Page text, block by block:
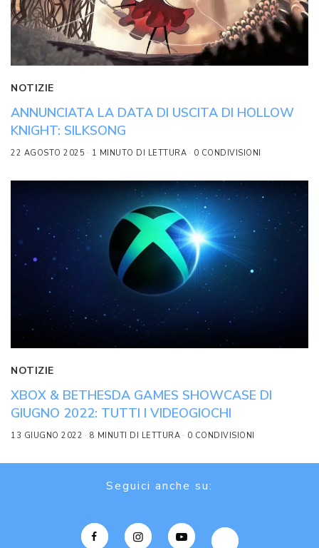
NOTIZIE
ANNUNCIATA LA DATA DI USCITA DI HOLLOW
KNIGHT: SILKSONG
22 AGOSTO 2025 1 MINUTO DI LETTURA 0 CONDIVISIONI
NOTIZIE
XBOX & BETHESDA GAMES SHOWCASE DI
GIUGNO 2022: TUTTI I VIDEOGIOCHI
13 GIUGNO 2022 8 MINUTI DI LETTURA 0 CONDIVISIONI
Seguici anche su: